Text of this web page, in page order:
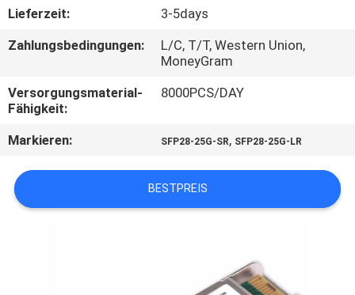
PRIVACY
Lieferzeit:
3-5days
Zahlungsbedingungen:
L/C, T/T, Western Union,
MoneyGram
Versorgungsmaterial-
Fähigkeit:
8000PCS/DAY
Markieren: SFP28-25G-SR, SFP28-25G-LR
BESTPREIS